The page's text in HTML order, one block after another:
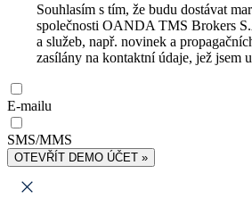
Souhlasím s tím, že budu dostávat
společnosti OANDA TMS Brokers
a služeb, např. novinek a
zasílány na kontaktní údaje, jež jsem
E-mailu
SMS/MMS
OTEVŘÍT DEMO ÚČET »